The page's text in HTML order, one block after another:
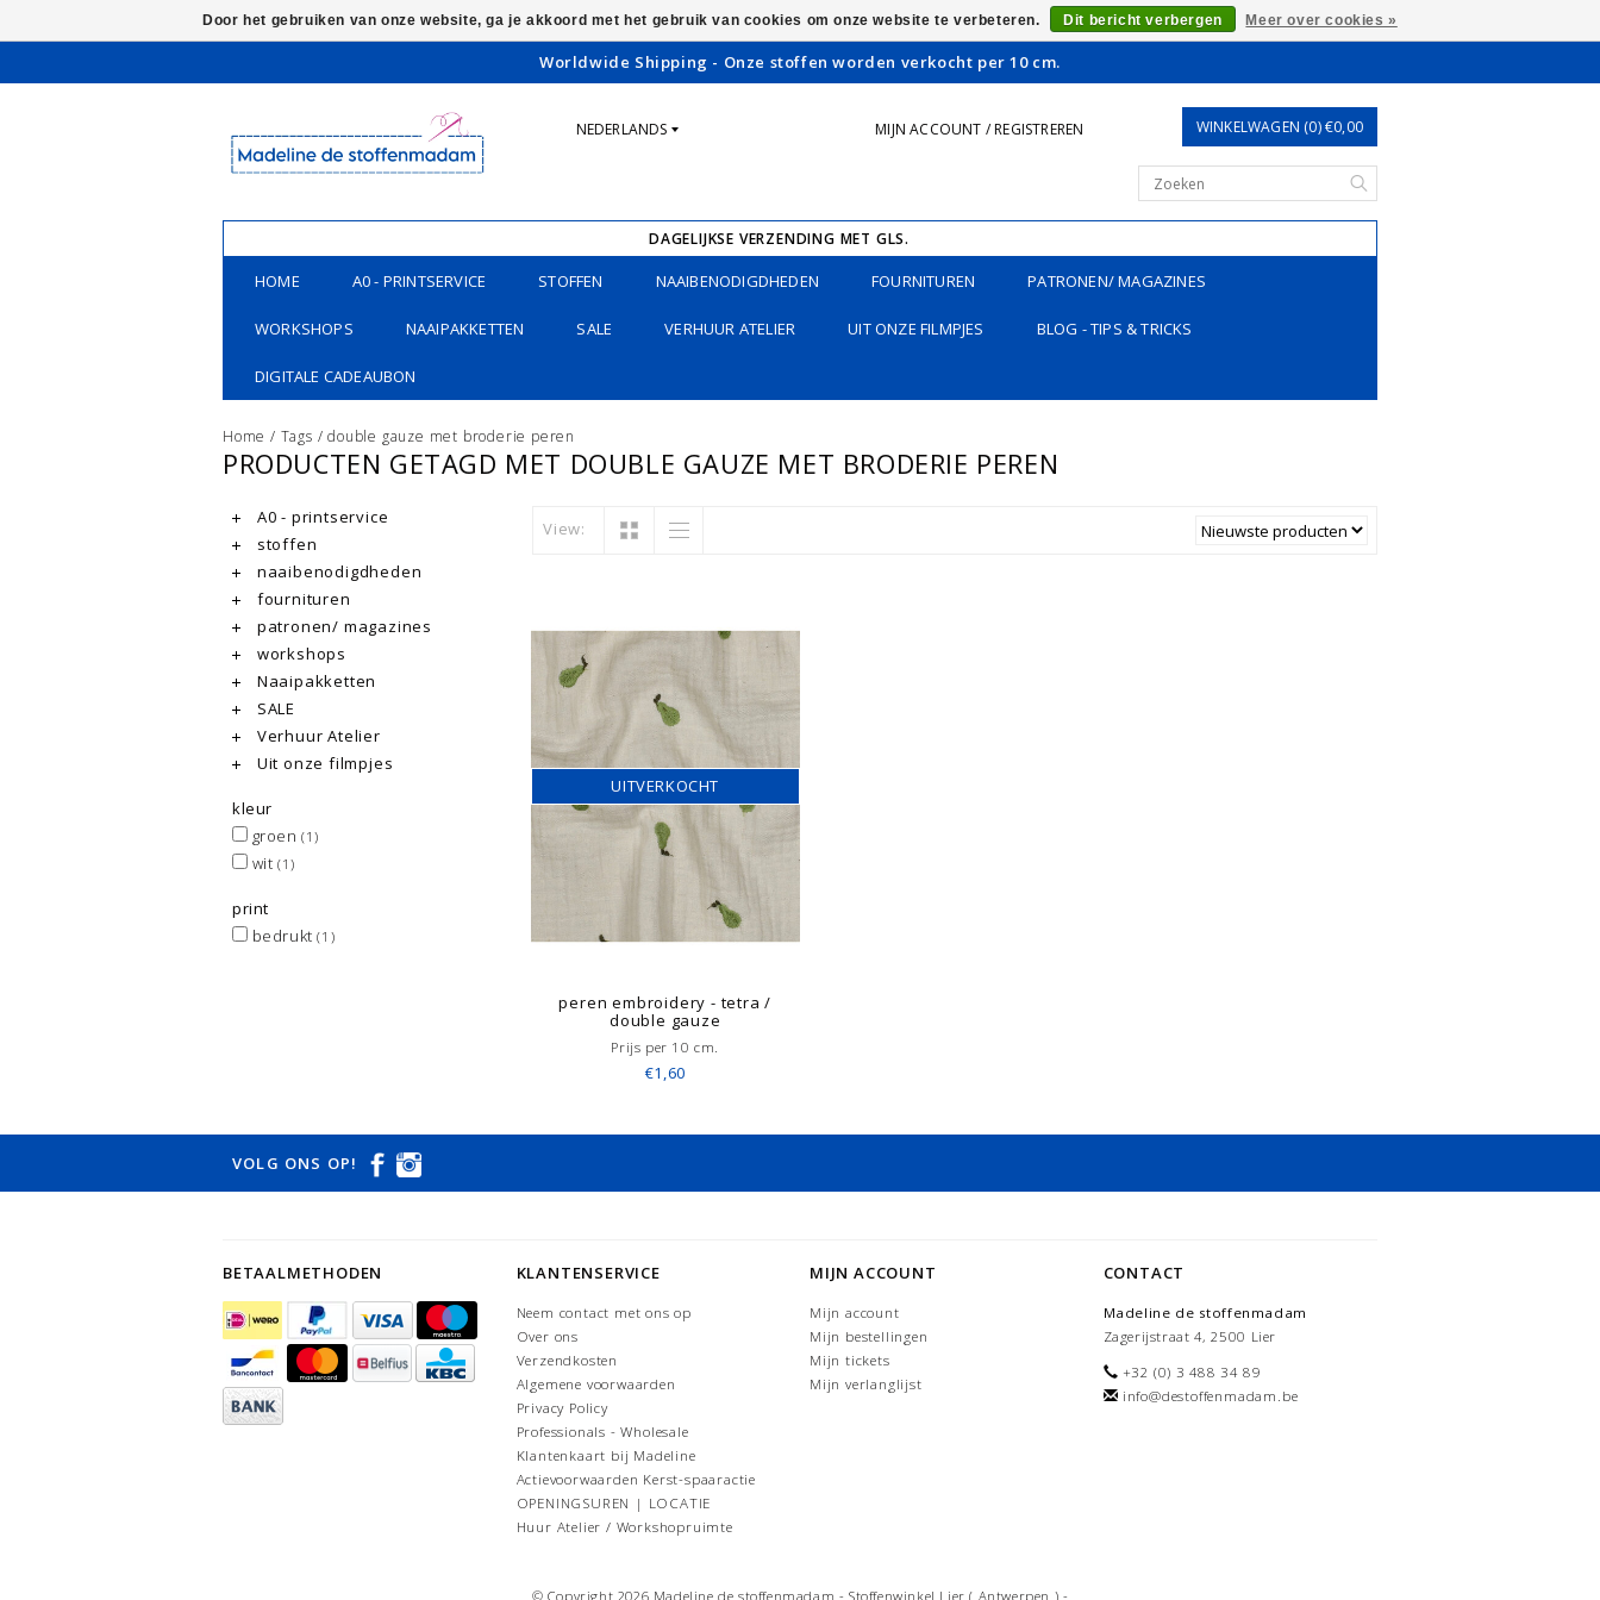
Worldwide Shipping - Onze stoffen worden verkocht per 10 cm.
NEDERLANDS MIJN ACCOUNT / REGISTREREN WINKELWAGEN (0) €0,00
DAGELIJKSE VERZENDING MET GLS.
HOME A0 - PRINTSERVICE STOFFEN NAAIBENODIGDHEDEN FOURNITUREN PATRONEN/ MAGAZINES
WORKSHOPS NAAIPAKKETTEN SALE VERHUUR ATELIER UIT ONZE FILMPJES BLOG - TIPS & TRICKS
DIGITALE CADEAUBON
Home / Tags /double gauze met broderie peren
PRODUCTEN GETAGD MET DOUBLE GAUZE MET BRODERIE PEREN
A0 - printservice
stoffen
naaibenodigdheden
fournituren
patronen/ magazines
workshops
Naaipakketten
SALE
Verhuur Atelier
Uit onze filmpjes
kleur
groen(1)
wit (1)
print
bedrukt(1)
View:
UITVERKOCHT
peren embroidery - tetra /
double gauze
Prijs per 10 cm.
€1,60
VOLG ONS OP!
BETAALMETHODEN KLANTENSERVICE
Neem contact met ons op
Over ons
Verzendkosten
Algemene voorwaarden
Privacy Policy
Professionals - Wholesale
Klantenkaart bij Madeline
Actievoorwaarden Kerst-spaaractie
OPENINGSUREN | LOCATIE
Huur Atelier / Workshopruimte
MIJN ACCOUNT
Mijn account
Mijn bestellingen
Mijn tickets
Mijn verlanglijst
CONTACT
Madeline de stoffenmadam
Zagerijstraat 4, 2500 Lier
+32 (0) 3 488 34 89
info@destoffenmadam.be
© Copyright 2026 Madeline de stoffenmadam - Stoffenwinkel Lier ( Antwerpen ) -
Door het gebruiken van onze website, ga je akkoord met het gebruik van cookies om onze website te verbeteren. Dit bericht verbergen Meer over cookies »